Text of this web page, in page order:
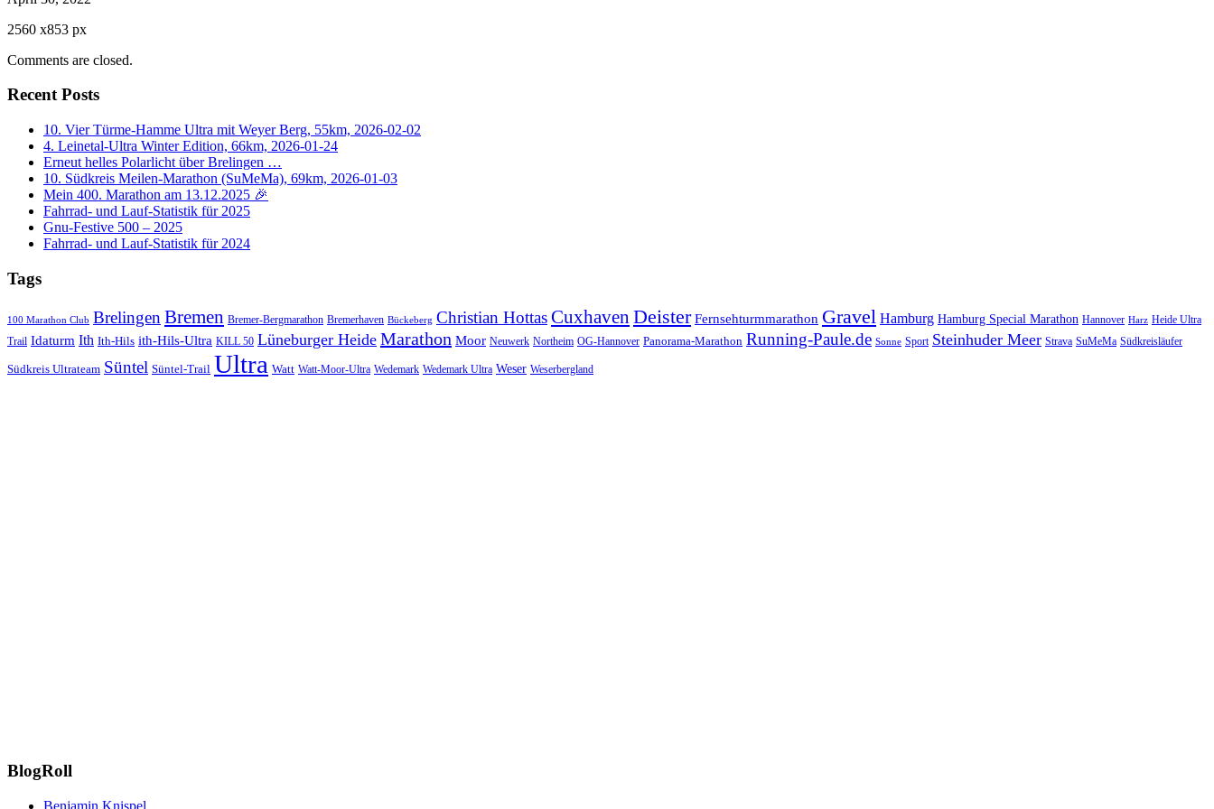
2560 x853 px
Comments are closed.
Recent Posts
10. Vier Türme-Hamme Ultra mit Weyer Berg, 55km, 2026-02-02
4. Leinetal-Ultra Winter Edition, 66km, 2026-01-24
Erneut helles Polarlicht über Brelingen …
10. Südkreis Meilen-Marathon (SuMeMa), 69km, 2026-01-03
Mein 400. Marathon am 13.12.2025 🎉
Fahrrad- und Lauf-Statistik für 2025
Gnu-Festive 500 – 2025
Fahrrad- und Lauf-Statistik für 2024
Tags
100 Marathon Club BrelingenBremen Bremer-Bergmarathon Bremerhaven Bückeberg Christian HottasCuxhaven Deister Fernsehturmmarathon Gravel Hamburg Hamburg Special Marathon Hannover Harz Heide Ultra
Trail Idaturm Ith Ith-Hils ith-Hils-Ultra KILL 50 Lüneburger Heide Marathon Moor Neuwerk Northeim OG-Hannover Panorama-Marathon Running-Paule.de Sonne Sport Steinhuder Meer Strava SuMeMa Südkreisläufer
Südkreis Ultrateam Süntel Süntel-Trail Ultra Watt Watt-Moor-Ultra Wedemark Wedemark Ultra Weser Weserbergland
BlogRoll
Benjamin Knispel